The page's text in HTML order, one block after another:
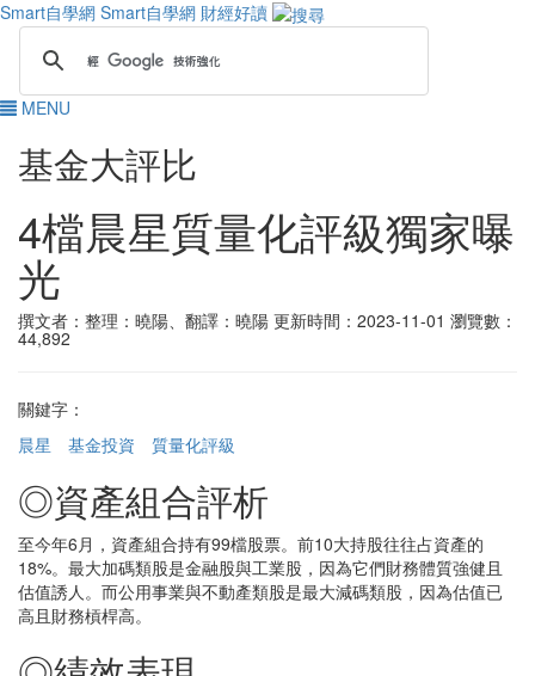
Smart自學網 Smart自學網 財經好讀
MENU
基金大評比
4檔晨星質量化評級獨家曝
光
撰文者：整理：曉陽、翻譯：曉陽 更新時間：2023-11-01 瀏覽數：
44,892
關鍵字：
晨星
基金投資 質量化評級
◎資產組合評析
至今年6月，資產組合持有99檔股票。前10大持股往往占資產的
18%。最大加碼類股是金融股與工業股，因為它們財務體質強健且
估值誘人。而公用事業與不動產類股是最大減碼類股，因為估值已
高且財務槓桿高。